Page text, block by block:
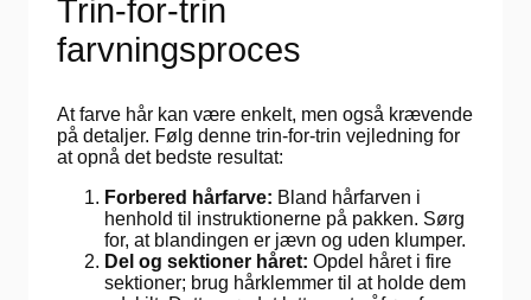
Trin-for-trin
farvningsproces
At farve hår kan være enkelt, men også krævende
på detaljer. Følg denne trin-for-trin vejledning for
at opnå det bedste resultat:
Forbered hårfarve: Bland hårfarven i
henhold til instruktionerne på pakken. Sørg
for, at blandingen er jævn og uden klumper.
Del og sektioner håret: Opdel håret i fire
sektioner; brug hårklemmer til at holde dem